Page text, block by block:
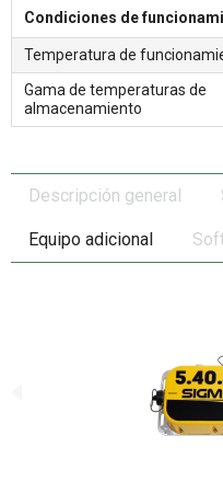
Condiciones de
Temperatura de
Gama de temperaturas de
almacenamiento
Descripción general
Equipo adicional